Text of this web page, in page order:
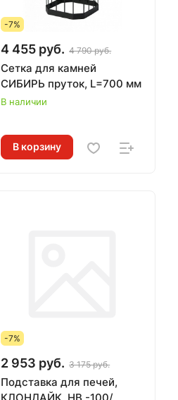
-7%
4 455 руб. 4 790 руб.
Сетка для камней
СИБИРЬ пруток, L=700 мм
В наличии
В корзину
-7%
2 953 руб. 3 175 руб.
Подставка для печей,